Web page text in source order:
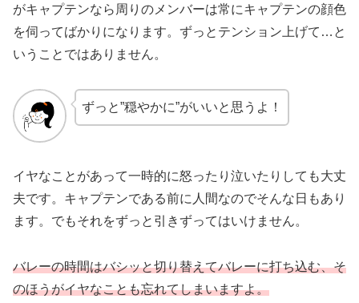
がキャプテンなら周りのメンバーは常にキャプテンの顔色
を伺ってばかりになります。ずっとテンション上げて…と
いうことではありません。
ずっと”穏やかに”がいいと思うよ！
イヤなことがあって一時的に怒ったり泣いたりしても大丈
夫です。キャプテンである前に人間なのでそんな日もあり
ます。でもそれをずっと引きずってはいけません。
バレーの時間はバシッと切り替えてバレーに打ち込む、そ
のほうがイヤなことも忘れてしまいますよ。